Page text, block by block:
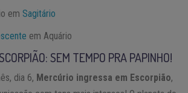
em Sagitário
em Aquário
SEM TEMPO PRA PAPINHO!
dia 6, Mercúrio ingressa em Escorpião,